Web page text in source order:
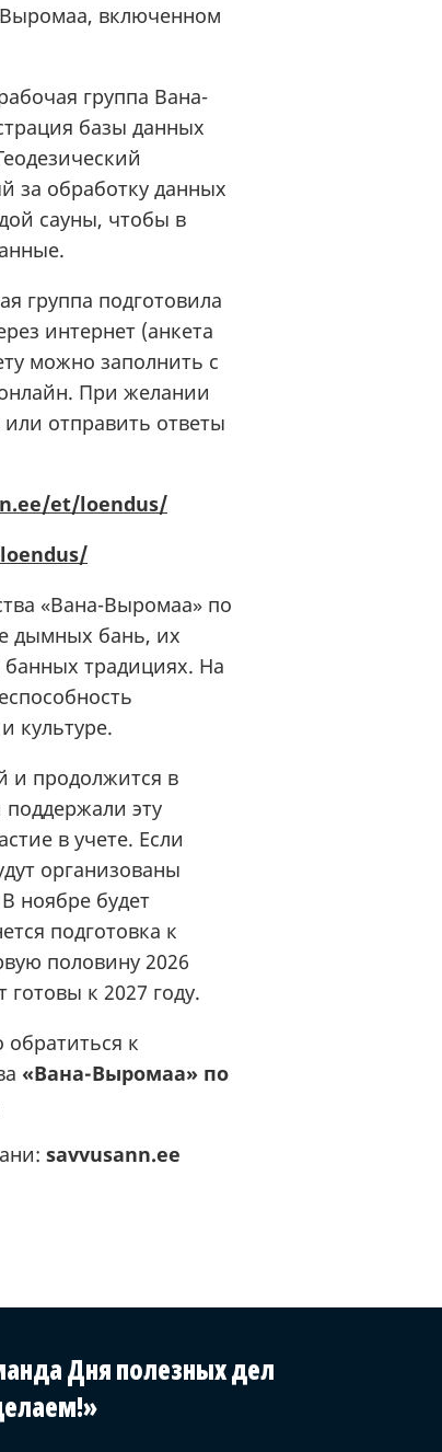
Выромаа, включенном
группа Вана-
базы данных
за обработку данных
сауны, чтобы в
группа подготовила
интернет (анкета
можно заполнить с
При желании
отправить ответы
et/loendus/
«Вана-Выромаа» по
дымных бань, их
традициях. На
культуре.
и продолжится в
эту
в учете. Если
организованы
ноябре будет
подготовка к
половину 2026
готовы к 2027 году.
к
«Вана-Выромаа» по
savvusann.ee
Дня полезных дел